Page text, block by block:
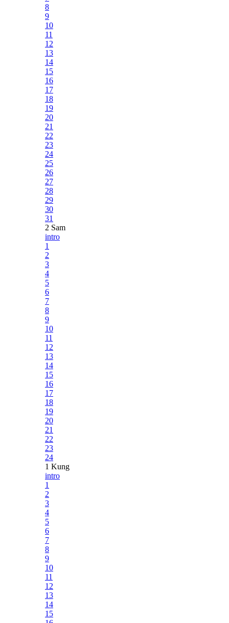
8
9
10
11
12
13
14
15
16
17
18
19
20
21
22
23
24
25
26
27
28
29
30
31
2 Sam
intro
1
2
3
4
5
6
7
8
9
10
11
12
13
14
15
16
17
18
19
20
21
22
23
24
1 Kung
intro
1
2
3
4
5
6
7
8
9
10
11
12
13
14
15